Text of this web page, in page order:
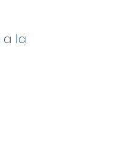
a la